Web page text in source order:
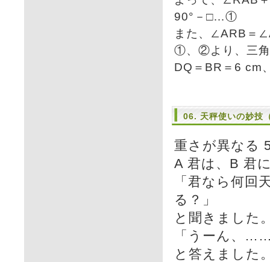
90°－□…①
また、∠ARB＝
①、②より、三角
DQ＝BR＝6 cm
06. 天秤使いの妙技
重さが異なる
A 君は、B 君
「君なら何回
る？」
と聞きました
「うーん、
と答えました